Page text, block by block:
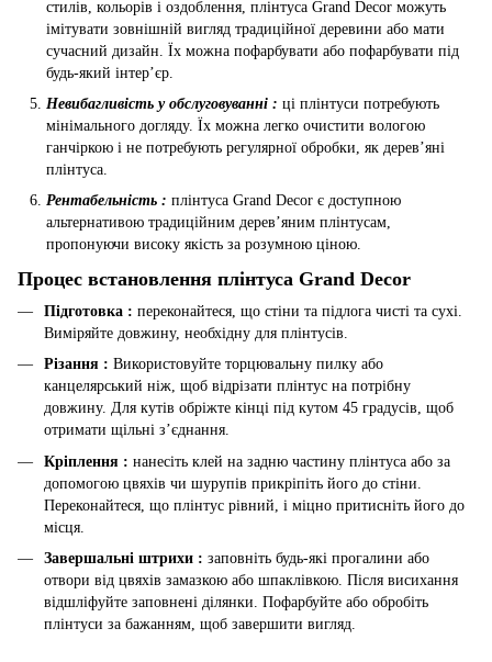
стилів, кольорів і оздоблення, плінтуса Grand Decor можуть
імітувати зовнішній вигляд традиційної деревини або мати
сучасний дизайн. Їх можна пофарбувати або пофарбувати під
будь-який інтер’єр.
Невибагливість у обслуговуванні : ці плінтуси потребують
мінімального догляду. Їх можна легко очистити вологою
ганчіркою і не потребують регулярної обробки, як дерев’яні
плінтуса.
Рентабельність : плінтуса Grand Decor є доступною
альтернативою традиційним дерев’яним плінтусам,
пропонуючи високу якість за розумною ціною.
Процес встановлення плінтуса Grand Decor
Підготовка : переконайтеся, що стіни та підлога чисті та сухі.
Виміряйте довжину, необхідну для плінтусів.
Різання : Використовуйте торцювальну пилку або
канцелярський ніж, щоб відрізати плінтус на потрібну
довжину. Для кутів обріжте кінці під кутом 45 градусів, щоб
отримати щільні з’єднання.
Кріплення : нанесіть клей на задню частину плінтуса або за
допомогою цвяхів чи шурупів прикріпіть його до стіни.
Переконайтеся, що плінтус рівний, і міцно притисніть його до
місця.
Завершальні штрихи : заповніть будь-які прогалини або
отвори від цвяхів замазкою або шпаклівкою. Після висихання
відшліфуйте заповнені ділянки. Пофарбуйте або обробіть
плінтуси за бажанням, щоб завершити вигляд.